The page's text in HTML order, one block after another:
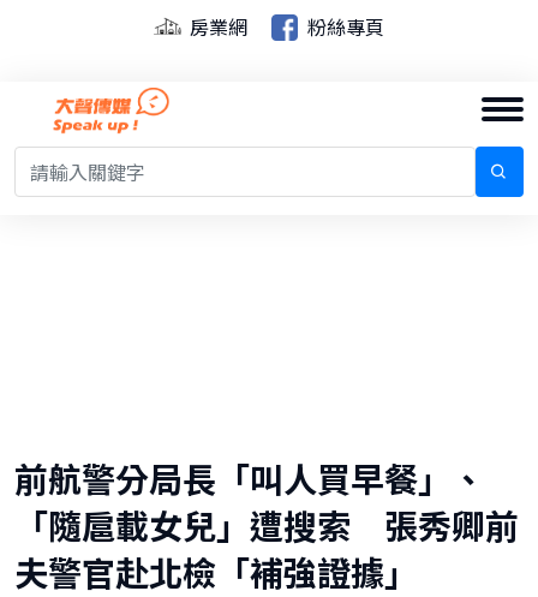
房業網 粉絲專頁
前航警分局長「叫人買早餐」、
「隨扈載女兒」遭搜索 張秀卿前
夫警官赴北檢「補強證據」